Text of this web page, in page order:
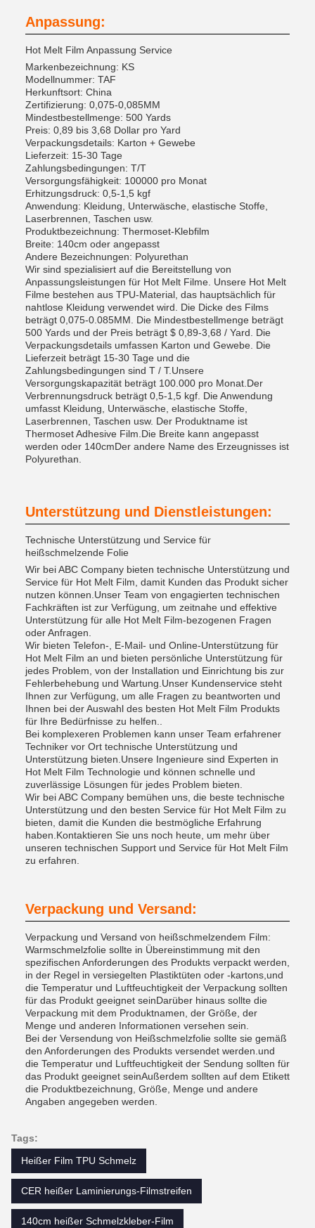
Anpassung:
Hot Melt Film Anpassung Service
Markenbezeichnung: KS
Modellnummer: TAF
Herkunftsort: China
Zertifizierung: 0,075-0,085MM
Mindestbestellmenge: 500 Yards
Preis: 0,89 bis 3,68 Dollar pro Yard
Verpackungsdetails: Karton + Gewebe
Lieferzeit: 15-30 Tage
Zahlungsbedingungen: T/T
Versorgungsfähigkeit: 100000 pro Monat
Erhitzungsdruck: 0,5-1,5 kgf
Anwendung: Kleidung, Unterwäsche, elastische Stoffe,
Laserbrennen, Taschen usw.
Produktbezeichnung: Thermoset-Klebfilm
Breite: 140cm oder angepasst
Andere Bezeichnungen: Polyurethan
Wir sind spezialisiert auf die Bereitstellung von
Anpassungsleistungen für Hot Melt Filme. Unsere Hot Melt
Filme bestehen aus TPU-Material, das hauptsächlich für
nahtlose Kleidung verwendet wird. Die Dicke des Films
beträgt 0,075-0.085MM. Die Mindestbestellmenge beträgt
500 Yards und der Preis beträgt $ 0,89-3,68 / Yard. Die
Verpackungsdetails umfassen Karton und Gewebe. Die
Lieferzeit beträgt 15-30 Tage und die
Zahlungsbedingungen sind T / T.Unsere
Versorgungskapazität beträgt 100.000 pro Monat.Der
Verbrennungsdruck beträgt 0,5-1,5 kgf. Die Anwendung
umfasst Kleidung, Unterwäsche, elastische Stoffe,
Laserbrennen, Taschen usw. Der Produktname ist
Thermoset Adhesive Film.Die Breite kann angepasst
werden oder 140cmDer andere Name des Erzeugnisses ist
Polyurethan.
Unterstützung und Dienstleistungen:
Technische Unterstützung und Service für
heißschmelzende Folie
Wir bei ABC Company bieten technische Unterstützung und
Service für Hot Melt Film, damit Kunden das Produkt sicher
nutzen können.Unser Team von engagierten technischen
Fachkräften ist zur Verfügung, um zeitnahe und effektive
Unterstützung für alle Hot Melt Film-bezogenen Fragen
oder Anfragen.
Wir bieten Telefon-, E-Mail- und Online-Unterstützung für
Hot Melt Film an und bieten persönliche Unterstützung für
jedes Problem, von der Installation und Einrichtung bis zur
Fehlerbehebung und Wartung.Unser Kundenservice steht
Ihnen zur Verfügung, um alle Fragen zu beantworten und
Ihnen bei der Auswahl des besten Hot Melt Film Produkts
für Ihre Bedürfnisse zu helfen..
Bei komplexeren Problemen kann unser Team erfahrener
Techniker vor Ort technische Unterstützung und
Unterstützung bieten.Unsere Ingenieure sind Experten in
Hot Melt Film Technologie und können schnelle und
zuverlässige Lösungen für jedes Problem bieten.
Wir bei ABC Company bemühen uns, die beste technische
Unterstützung und den besten Service für Hot Melt Film zu
bieten, damit die Kunden die bestmögliche Erfahrung
haben.Kontaktieren Sie uns noch heute, um mehr über
unseren technischen Support und Service für Hot Melt Film
zu erfahren.
Verpackung und Versand:
Verpackung und Versand von heißschmelzendem Film:
Warmschmelzfolie sollte in Übereinstimmung mit den
spezifischen Anforderungen des Produkts verpackt werden,
in der Regel in versiegelten Plastiktüten oder -kartons,und
die Temperatur und Luftfeuchtigkeit der Verpackung sollten
für das Produkt geeignet seinDarüber hinaus sollte die
Verpackung mit dem Produktnamen, der Größe, der
Menge und anderen Informationen versehen sein.
Bei der Versendung von Heißschmelzfolie sollte sie gemäß
den Anforderungen des Produkts versendet werden.und
die Temperatur und Luftfeuchtigkeit der Sendung sollten für
das Produkt geeignet seinAußerdem sollten auf dem Etikett
die Produktbezeichnung, Größe, Menge und andere
Angaben angegeben werden.
Tags:
Heißer Film TPU Schmelz
CER heißer Laminierungs-Filmstreifen
140cm heißer Schmelzkleber-Film